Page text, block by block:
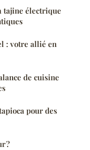
tajine électrique
: votre allié en
de cuisine
pour des
?